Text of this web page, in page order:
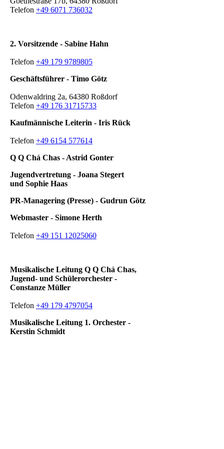
Telefon +49 6071 736032
2. Vorsitzende - Sabine Hahn
Telefon +49 179 9789805
Geschäftsführer - Timo Götz
Odenwaldring 2a, 64380 Roßdorf
Telefon +49 176 31715733
Kaufmännische Leiterin - Iris Rück
Telefon +49 6154 577614
Q Q Chá Chas - Astrid Gonter
Jugendvertretung - Joana Stegert
und Sophie Haas
PR-Managering (Presse) - Gudrun Götz
Webmaster - Simone Herth
Telefon +49 151 12025060
Musikalische Leitung Q Q Chá Chas,
Jugend- und Schülerorchester -
Constanze Müller
Telefon +49 179 4797054
Musikalische Leitung 1. Orchester -
Kerstin Schmidt